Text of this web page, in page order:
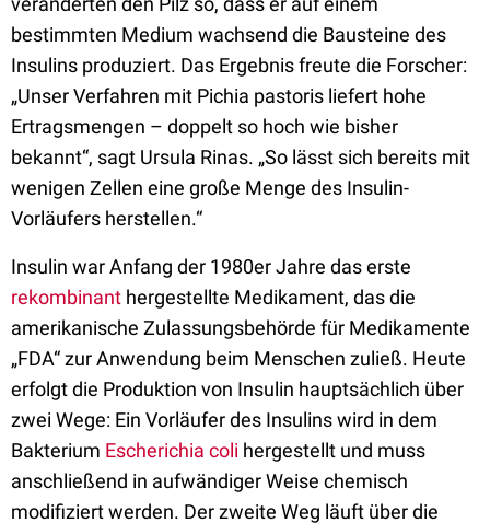
bestimmten Medium wachsend die Bausteine des
Insulins produziert. Das Ergebnis freute die Forscher:
„Unser Verfahren mit Pichia pastoris liefert hohe
Ertragsmengen – doppelt so hoch wie bisher
bekannt“, sagt Ursula Rinas. „So lässt sich bereits mit
wenigen Zellen eine große Menge des Insulin-
Vorläufers herstellen.“
Insulin war Anfang der 1980er Jahre das erste
rekombinant hergestellte Medikament, das die
amerikanische Zulassungsbehörde für Medikamente
„FDA“ zur Anwendung beim Menschen zuließ. Heute
erfolgt die Produktion von Insulin hauptsächlich über
zwei Wege: Ein Vorläufer des Insulins wird in dem
Bakterium Escherichia coli hergestellt und muss
anschließend in aufwändiger Weise chemisch
modifiziert werden. Der zweite Weg läuft über die